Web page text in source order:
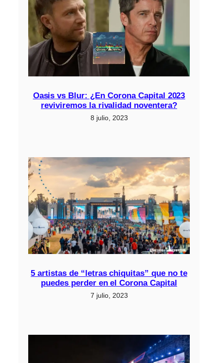
Oasis vs Blur: ¿En Corona Capital 2023
reviviremos la rivalidad noventera?
8 julio, 2023
5 artistas de “letras chiquitas” que no te
puedes perder en el Corona Capital
7 julio, 2023